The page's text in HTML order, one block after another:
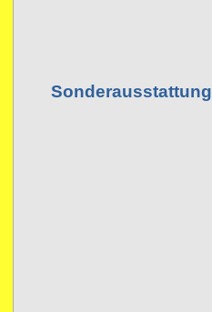
Sonderausstattung